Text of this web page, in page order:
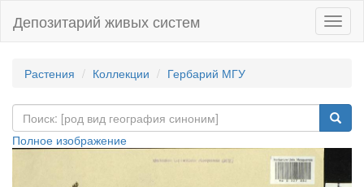
Депозитарий живых систем
Растения Коллекции Гербарий МГУ
Полное изображение